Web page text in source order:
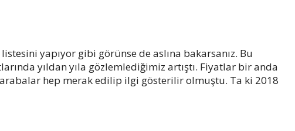
yapıyor gibi görünse de aslına bakarsanız. Bu
yıldan yıla gözlemlediğimiz artıştı. Fiyatlar bir anda
hep merak edilip ilgi gösterilir olmuştu. Ta ki 2018